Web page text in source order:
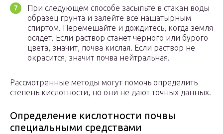
При следующем способе засыпьте в стакан воды
образец грунта и залейте все нашатырным
спиртом. Перемешайте и дождитесь, когда земля
осядет. Если раствор станет черного или бурого
цвета, значит, почва кислая. Если раствор не
окрасится, значит почва нейтральная.
Рассмотренные методы могут помочь определить
степень кислотности, но они не дают точных данных.
Определение кислотности почвы
специальными средствами